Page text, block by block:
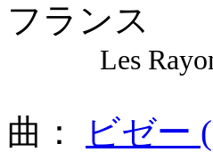
フランス
Les Rayons
曲：
ビゼー